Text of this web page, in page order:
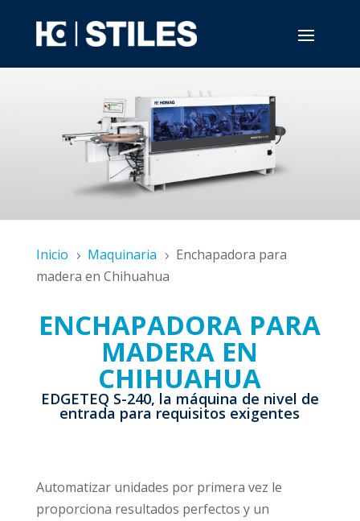
Inicio 5 Maquinaria 5
Enchapadora para
madera en Chihuahua
ENCHAPADORA PARA
MADERA EN
CHIHUAHUA
EDGETEQ S-240, la máquina de nivel de
entrada para requisitos exigentes
Automatizar unidades por primera vez le
proporciona resultados perfectos y un